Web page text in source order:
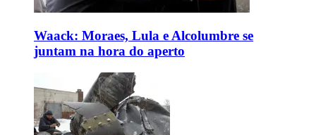
Waack: Moraes, Lula e Alcolumbre se
juntam na hora do aperto